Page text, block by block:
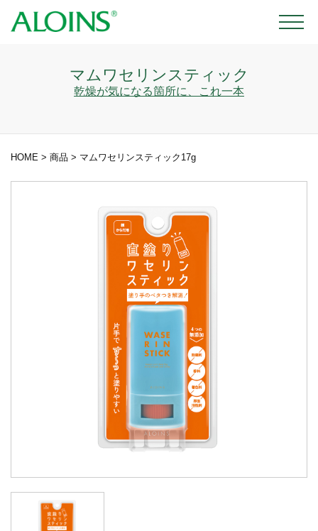
マムワセリンスティック
乾燥が気になる箇所に、これ一本
HOME > 商品 > マムワセリンスティック17g